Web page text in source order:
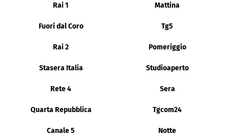
Rai 1 Mattina
Fuori dal Coro Tg5
Rai 2 Pomeriggio
Stasera Italia Studioaperto
Rete 4 Sera
Quarta Repubblica Tgcom24
Canale 5 Notte